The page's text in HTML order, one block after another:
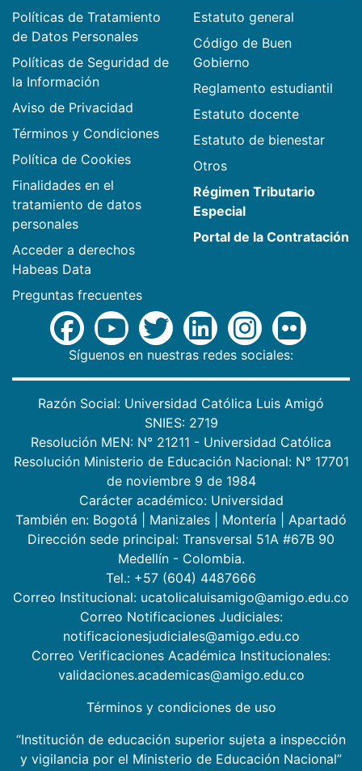
Políticas de Tratamiento
de Datos Personales
Políticas de Seguridad de
la Información
Aviso de Privacidad
Términos y Condiciones
Política de Cookies
Finalidades en el
tratamiento de datos
personales
Acceder a derechos
Habeas Data
Preguntas frecuentes
Estatuto general
Código de Buen
Gobierno
Reglamento estudiantil
Estatuto docente
Estatuto de bienestar
Otros
Régimen Tributario
Especial
Portal de la Contratación
Síguenos en nuestras redes sociales:
Razón Social: Universidad Católica Luis Amigó
SNIES: 2719
Resolución MEN: N° 21211 - Universidad Católica
Resolución Ministerio de Educación Nacional: N° 17701
de noviembre 9 de 1984
Carácter académico: Universidad
También en: Bogotá Manizales Montería
Apartadó
Dirección sede principal: Transversal 51A #67B 90
Medellín - Colombia.
Tel.: +57 (604) 4487666
Correo Institucional: ucatolicaluisamigo@amigo.edu.co
Correo Notificaciones Judiciales:
notificacionesjudiciales@amigo.edu.co
Correo Verificaciones Académica Institucionales:
validaciones.academicas@amigo.edu.co
Términos y condiciones de uso
“Institución de educación superior sujeta a inspección
y vigilancia por el Ministerio de Educación Nacional”